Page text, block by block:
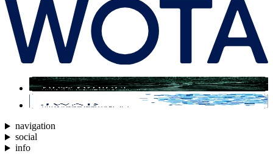
navigation
social
info